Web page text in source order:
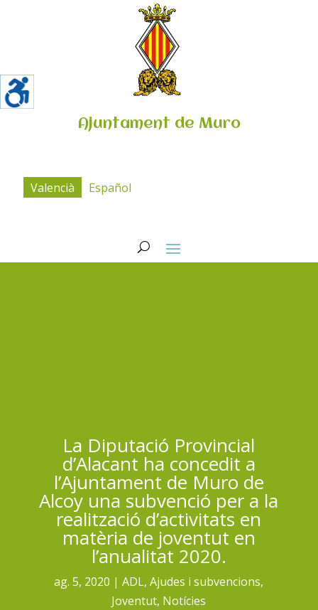
Ajuntament de Muro
Valencià Español
La Diputació Provincial
d’Alacant ha concedit a
l’Ajuntament de Muro de
Alcoy una subvenció per a la
realització d’activitats en
matèria de joventut en
l’anualitat 2020.
ag. 5, 2020 ADL,Ajudes i subvencions,
Joventut, Notícies